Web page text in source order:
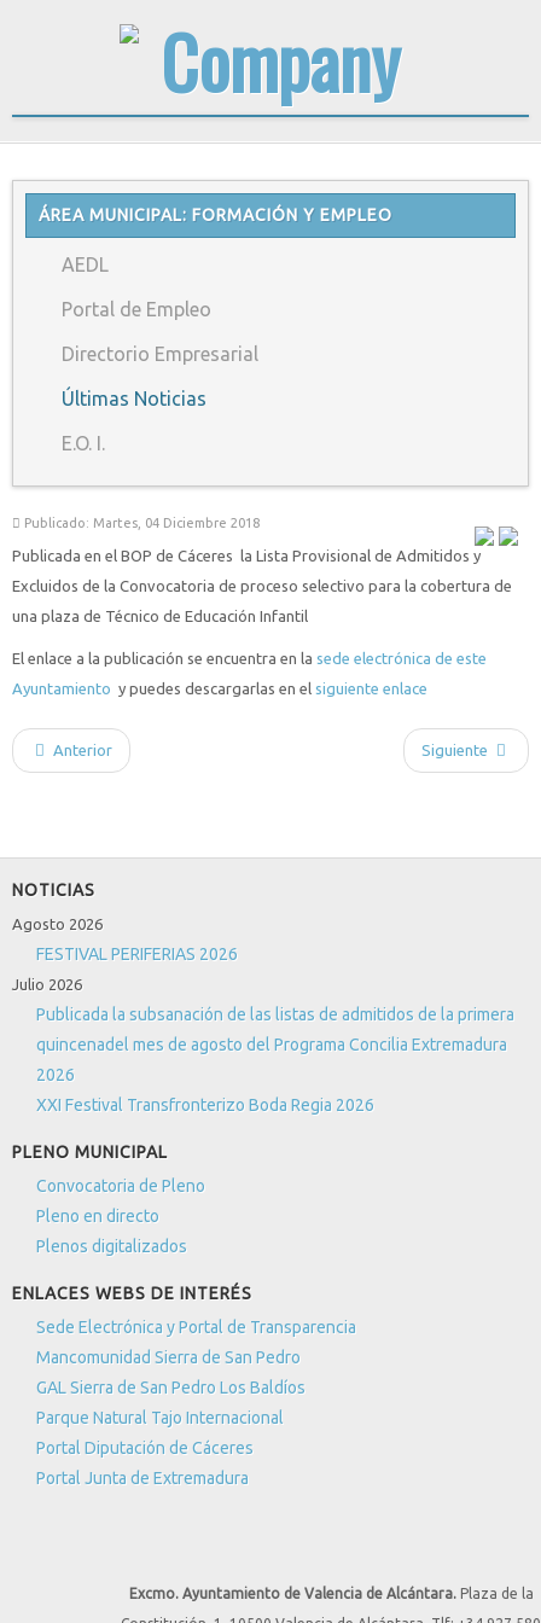
ÁREA MUNICIPAL: FORMACIÓN Y EMPLEO
AEDL
Portal de Empleo
Directorio Empresarial
Últimas Noticias
E.O. I.
Publicado: Martes, 04 Diciembre 2018
Publicada en el BOP de Cáceres la Lista Provisional de Admitidos y
Excluidos de la Convocatoria de proceso selectivo para la cobertura de
una plaza de Técnico de Educación Infantil
El enlace a la publicación se encuentra en la sede electrónica de este
Ayuntamiento y puedes descargarlas en el siguiente enlace
Anterior Siguiente
NOTICIAS
Agosto 2026
FESTIVAL PERIFERIAS 2026
Julio 2026
Publicada la subsanación de las listas de admitidos de la primera
quincenadel mes de agosto del Programa Concilia Extremadura
2026
XXI Festival Transfronterizo Boda Regia 2026
PLENO MUNICIPAL
Convocatoria de Pleno
Pleno en directo
Plenos digitalizados
ENLACES WEBS DE INTERÉS
Sede Electrónica y Portal de Transparencia
Mancomunidad Sierra de San Pedro
GAL Sierra de San Pedro Los Baldíos
Parque Natural Tajo Internacional
Portal Diputación de Cáceres
Portal Junta de Extremadura
Excmo. Ayuntamiento de Valencia de Alcántara. Plaza de la